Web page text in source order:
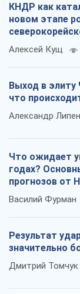
КНДР как
новом этапе
Алексей Кущ
Выход в
что
Александр
Что ожидает
годах?
прогнозов от
Василий Фурман
Результат
значительно
Дмитрий Томчук